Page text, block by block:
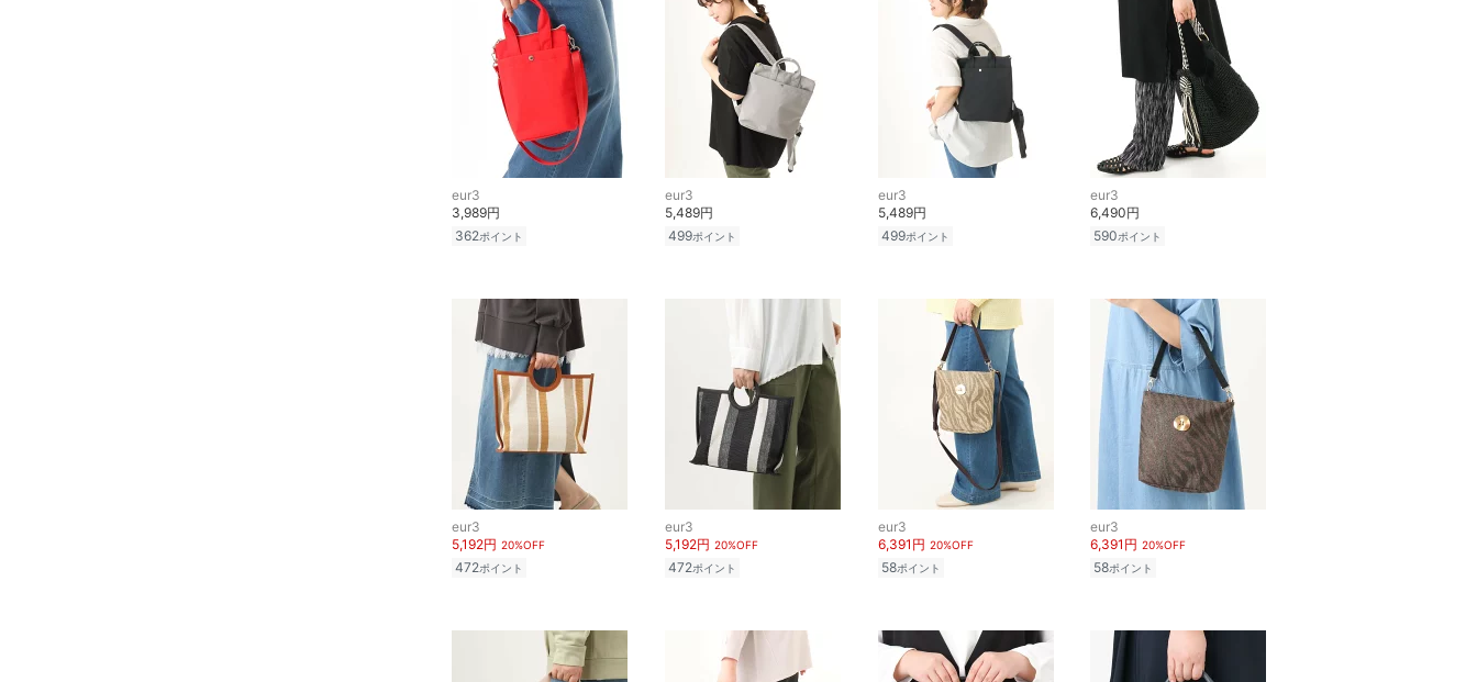
eur3
3,989円
362ポイント
eur3
5,489円
499ポイント
eur3
5,489円
499ポイント
eur3
6,490円
590ポイント
eur3
5,192円 20%OFF
472ポイント
eur3
5,192円 20%OFF
472ポイント
eur3
6,391円 20%OFF
58ポイント
eur3
6,391円 20%OFF
58ポイント